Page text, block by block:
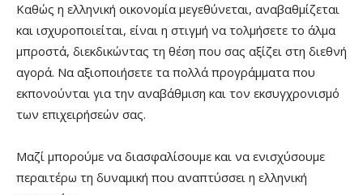
Καθώς η ελληνική οικονομία μεγεθύνεται, αναβαθμίζεται
και ισχυροποιείται, είναι η στιγμή να τολμήσετε το άλμα
μπροστά, διεκδικώντας τη θέση που σας αξίζει στη διεθνή
αγορά. Να αξιοποιήσετε τα πολλά προγράμματα που
εκπονούνται για την αναβάθμιση και τον εκσυγχρονισμό
των επιχειρήσεών σας.
Μαζί μπορούμε να διασφαλίσουμε και να ενισχύσουμε
περαιτέρω τη δυναμική που αναπτύσσει η ελληνική